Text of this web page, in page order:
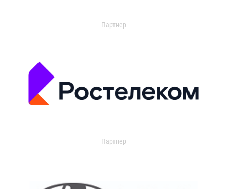
Партнер
Партнер